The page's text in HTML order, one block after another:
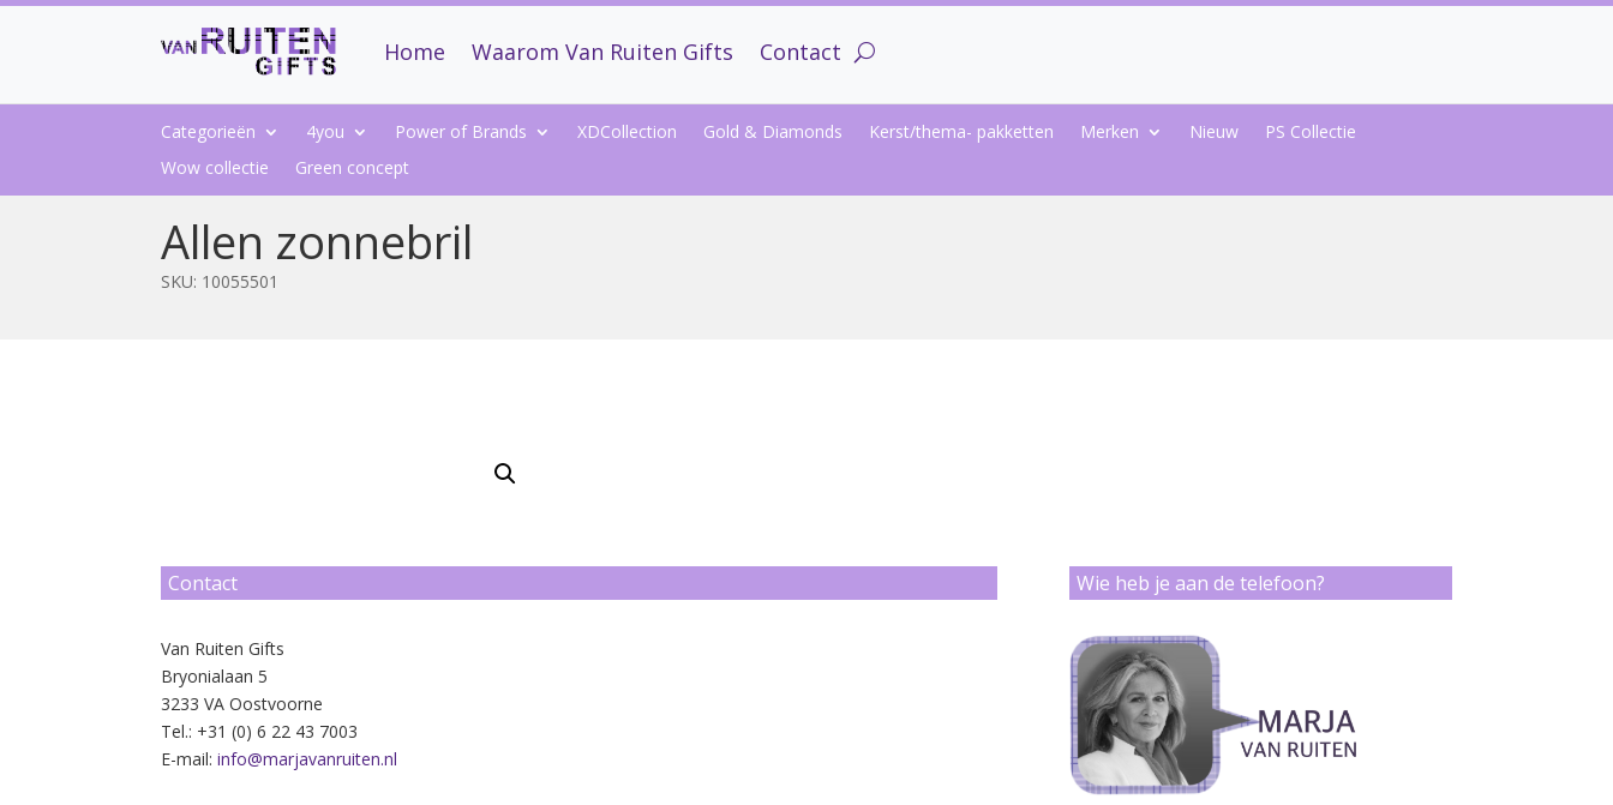
Home Waarom Van Ruiten Gifts Contact
Categorieën 4you Power of Brands XDCollection Gold & Diamonds Kerst/thema- pakketten Merken Nieuw
PS Collectie
Wow collectie
Green concept
Allen zonnebril
SKU: 10055501
Contact
Van Ruiten Gifts
Bryonialaan 5
3233 VA Oostvoorne
Tel.: +31 (0) 6 22 43 7003
E-mail:info@marjavanruiten.nl
Wie heb je aan de telefoon?